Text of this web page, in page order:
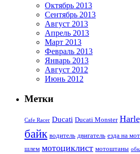
Октябрь 2013
Сентябрь 2013
Август 2013
Апрель 2013
Март 2013
Февраль 2013
Январь 2013
Август 2012
Июнь 2012
Метки
Cafe Racer Ducati Ducati Monster
байк водитель двигатель езда на
шлем мотоциклист мотоштаны